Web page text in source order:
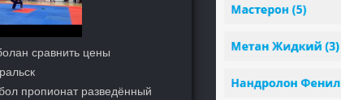
сравнить цены
пропионат разведённый